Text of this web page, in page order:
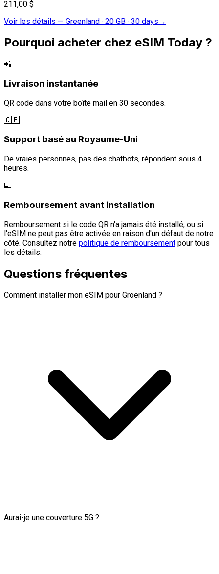
211,00 $
Voir les détails — Greenland · 20 GB · 30 days →
Pourquoi acheter chez eSIM Today ?
📲
Livraison instantanée
QR code dans votre boîte mail en 30 secondes.
🇬🇧
Support basé au Royaume-Uni
De vraies personnes, pas des chatbots, répondent sous 4
heures.
💷
Remboursement avant installation
Remboursement si le code QR n'a jamais été installé, ou si
l'eSIM ne peut pas être activée en raison d'un défaut de notre
côté. Consultez notre politique de remboursement pour tous
les détails.
Questions fréquentes
Comment installer mon eSIM pour Groenland ?
Aurai-je une couverture 5G ?